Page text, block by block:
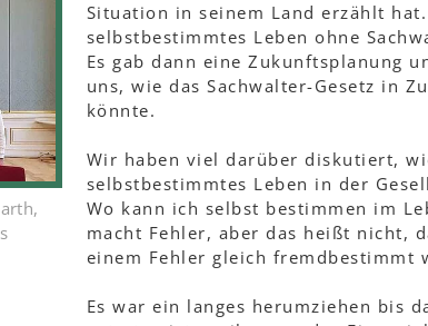
Situation in seinem Land erzählt
selbstbestimmtes Leben ohne
Es gab dann eine Zukunftsplanung
uns, wie das Sachwalter-Gesetz in
könnte.
Wir haben viel darüber diskutiert,
selbstbestimmtes Leben in der
Wo kann ich selbst bestimmen im
macht Fehler, aber das heißt nicht,
einem Fehler gleich fremdbestimmt
Es war ein langes herumziehen bis